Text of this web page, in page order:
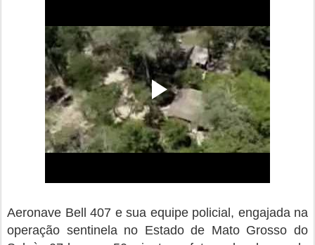
Aeronave Bell 407 e sua equipe policial, engajada na
operação sentinela no Estado de Mato Grosso do